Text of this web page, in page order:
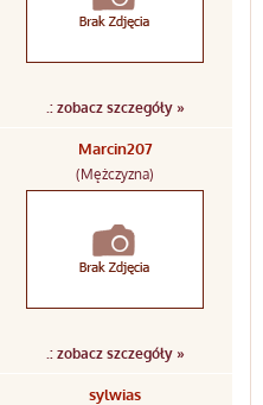
.: zobacz szczegóły »
Marcin207
(Mężczyzna)
.: zobacz szczegóły »
sylwias